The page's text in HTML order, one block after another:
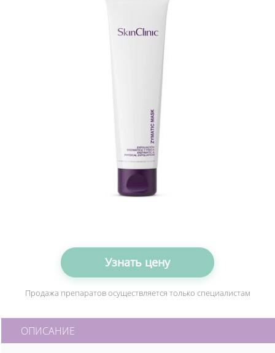
Узнать цену
Продажа препаратов осуществляется только специалистам
ОПИСАНИЕ